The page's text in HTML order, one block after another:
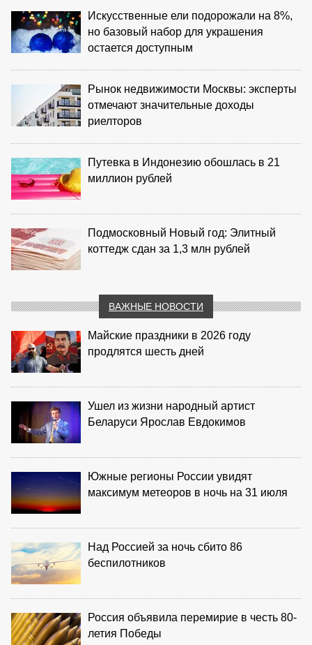
Искусственные ели подорожали на 8%,
но базовый набор для украшения
остается доступным
Рынок недвижимости Москвы: эксперты
отмечают значительные доходы
риелторов
Путевка в Индонезию обошлась в 21
миллион рублей
Подмосковный Новый год: Элитный
коттедж сдан за 1,3 млн рублей
ВАЖНЫЕ НОВОСТИ
Майские праздники в 2026 году
продлятся шесть дней
Ушел из жизни народный артист
Беларуси Ярослав Евдокимов
Южные регионы России увидят
максимум метеоров в ночь на 31 июля
Над Россией за ночь сбито 86
беспилотников
Россия объявила перемирие в честь 80-
летия Победы